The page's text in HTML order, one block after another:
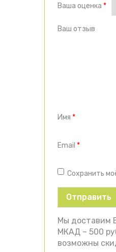
Ваша оценка *
Ваш отзыв
Имя *
Email *
Сохранить
Мы доставим
МКАД – 500
возможны